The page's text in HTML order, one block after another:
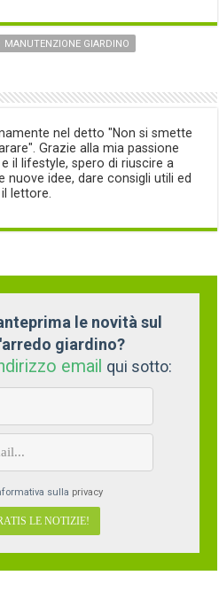
MANUTENZIONE GIARDINO
nel detto "Non si smette
Grazie alla mia passione
il lifestyle, spero di riuscire a
nuove idee, dare consigli utili ed
lettore.
le novità sul
giardino?
email qui sotto:
sulla privacy